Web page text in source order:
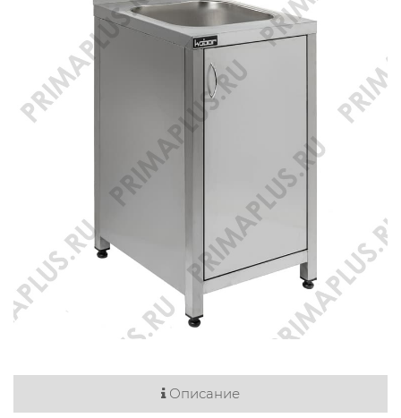
Описание